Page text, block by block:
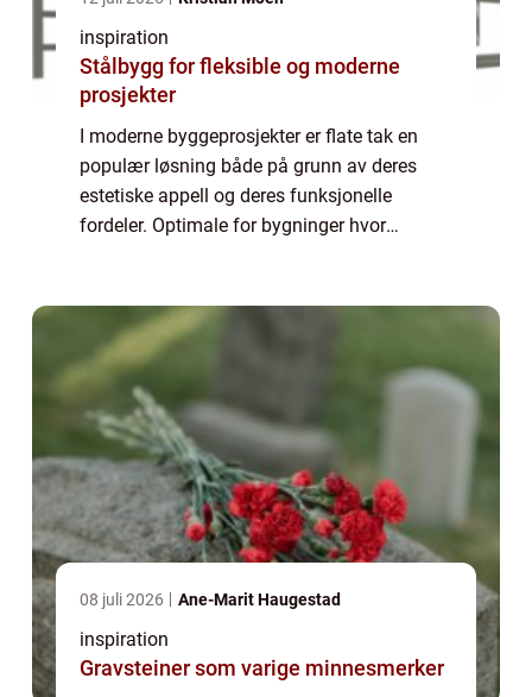
inspiration
Stålbygg for fleksible og moderne
prosjekter
I moderne byggeprosjekter er flate tak en
populær løsning både på grunn av deres
estetiske appell og deres funksjonelle
fordeler. Optimale for bygninger hvor
08 juli 2026 Ane-Marit Haugestad
inspiration
Gravsteiner som varige minnesmerker